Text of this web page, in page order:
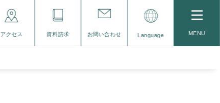
アクセス 資料請求 お問い合わせ Language MENU